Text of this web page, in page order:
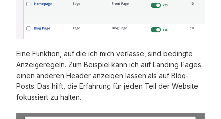
Eine Funktion, auf die ich mich verlasse, sind bedingte
Anzeigeregeln. Zum Beispiel kann ich auf Landing Pages
einen anderen Header anzeigen lassen als auf Blog-
Posts. Das hilft, die Erfahrung für jeden Teil der Website
fokussiert zu halten.